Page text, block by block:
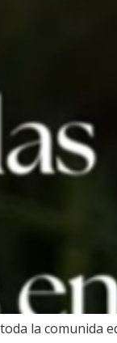
la comunida